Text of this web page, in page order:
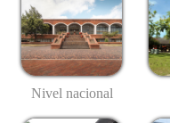
Nivel nacional